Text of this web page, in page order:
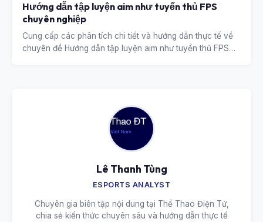
Hướng dẫn tập luyện aim như tuyển thủ FPS
chuyên nghiệp
Cung cấp các phân tích chi tiết và hướng dẫn thực tế về
chuyên đề Hướng dẫn tập luyện aim như tuyển thủ FPS
Lê Thanh Tùng
ESPORTS ANALYST
Chuyên gia biên tập nội dung tại Thể Thao Điện Tử,
chia sẻ kiến thức chuyên sâu và hướng dẫn thực tế